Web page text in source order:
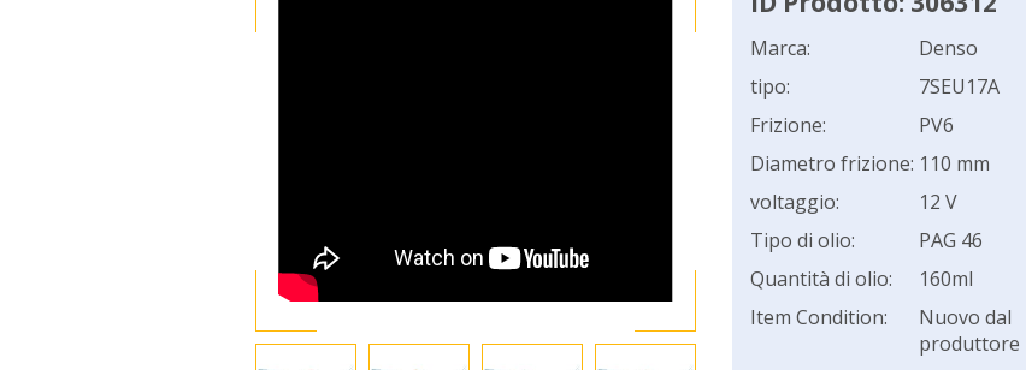
Marca:
Denso
tipo:
7SEU17A
Frizione:
PV6
Diametro frizione: 110 mm
voltaggio:
12 V
Tipo di olio:
PAG 46
Quantità di olio:
160ml
Item Condition:
Nuovo dal
produttore